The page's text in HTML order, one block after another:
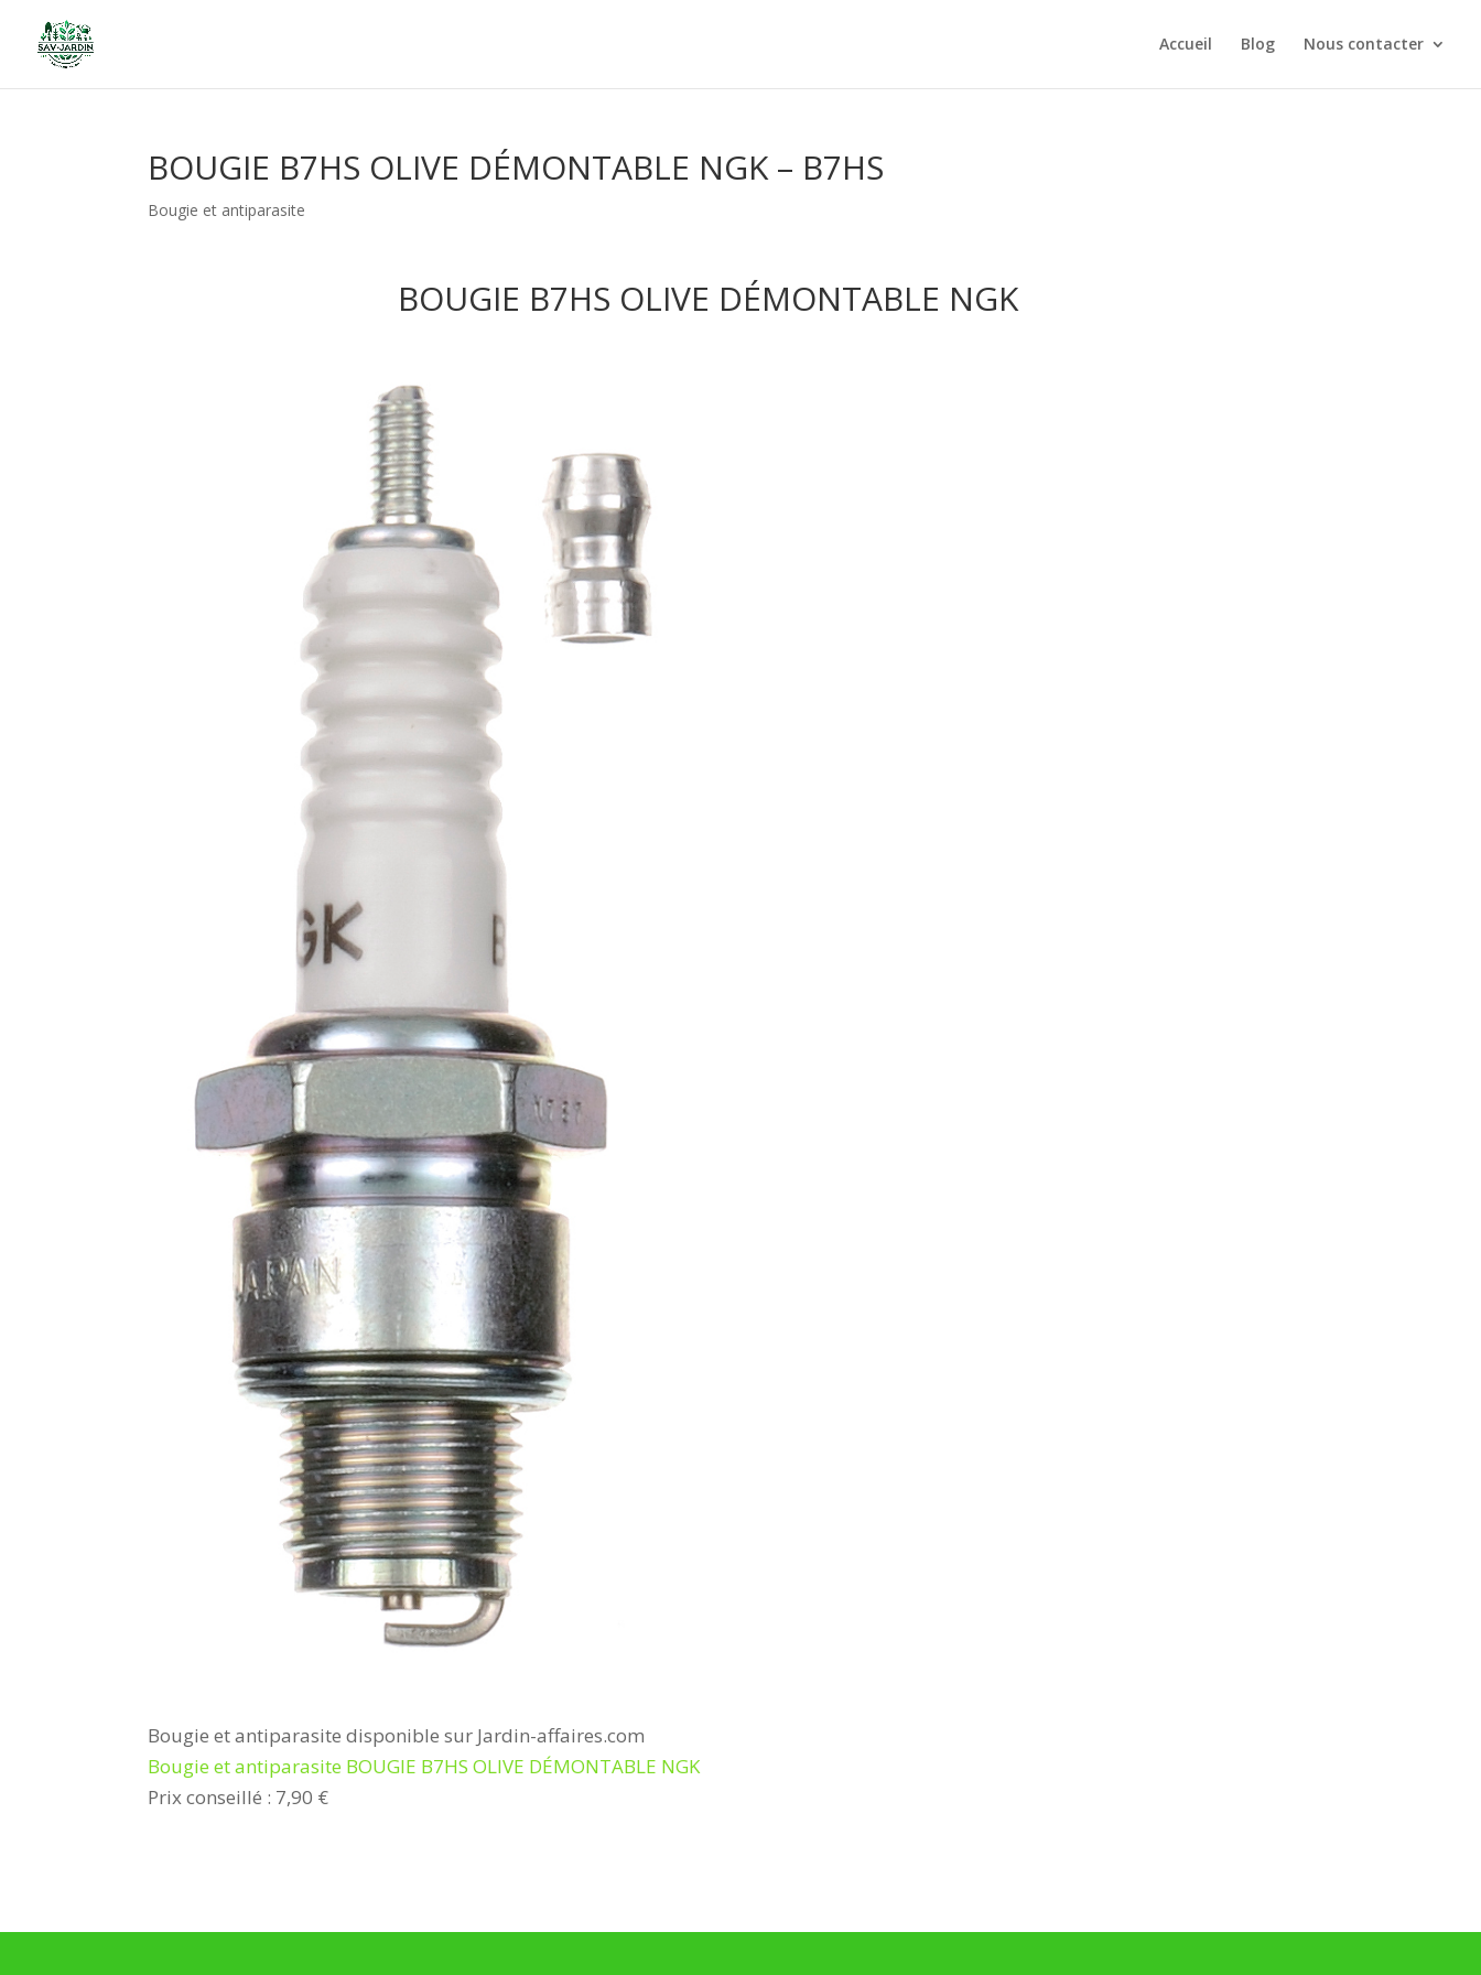
Accueil Blog Nous contacter
BOUGIE B7HS OLIVE DÉMONTABLE NGK – B7HS
Bougie et antiparasite
BOUGIE B7HS OLIVE DÉMONTABLE NGK
Bougie et antiparasite disponible sur Jardin-affaires.com
Bougie et antiparasite BOUGIE B7HS OLIVE DÉMONTABLE NGK
Prix conseillé : 7,90 €